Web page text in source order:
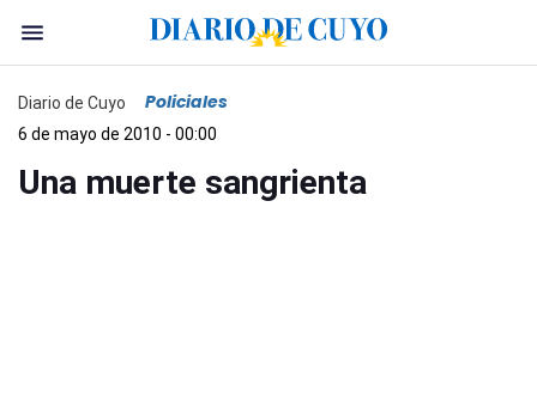
Diario de Cuyo Policiales
6 de mayo de 2010 - 00:00
Una muerte sangrienta